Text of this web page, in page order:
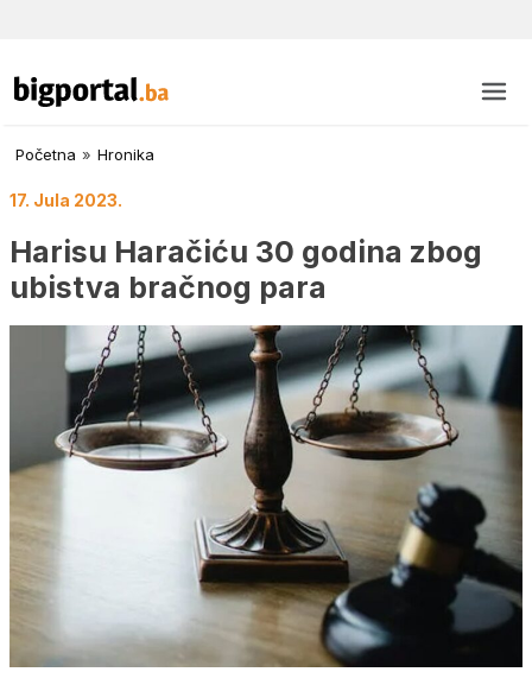
Početna » Hronika
17. Jula 2023.
Harisu Haračiću 30 godina zbog
ubistva bračnog para